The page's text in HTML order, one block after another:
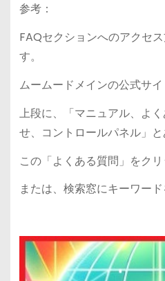
参考：
FAQセクションへのアクセ
す。
ムームードメインの公式サイ
上段に、「マニュアル、よ
せ、コントロールパネル」と
この「よくある質問」をクリ
または、検索窓にキーワー